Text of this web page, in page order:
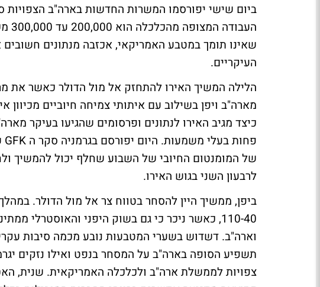
שאינו תומך במטבע האמריקאי, אכזבה מנתונים
העיקריים.
הלילה המשיך האירו להתחזק אל מול הדולר כאשר את
מארה"ב ויפן בשילוב עם איתותי צמיחה חיוביים
כיצד מגיב האירו לנתונים ופרסומים שהגיעו בעיקר
של המומנטום החיובי של השבוע שחלף יכול להמשיך
לרבעון השני בגוש האירו.
110-40, כאשר ניכר כי גם בשוק היפני והאוסטרלי
וארה"ב. דשדוש בשערי המטבעות נובע מכמה סיבות
תשפיע הסופה בארה"ב על המסחר בנפט ואילו נזקים
צפויות לממשלת ארה"ב ולכלכלה האמריקאית. שנית,